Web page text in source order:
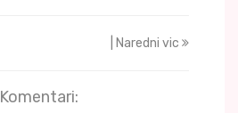
| Naredni vic
Komentari: